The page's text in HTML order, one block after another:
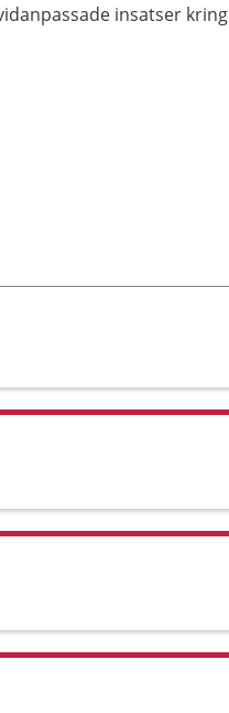
insatser kring